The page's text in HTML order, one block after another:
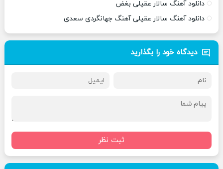
دانلود آهنگ سالار عقیلی بغض
دانلود آهنگ سالار عقیلی آهنگ جهانگردی سعدی
دیدگاه خود را بگذارید
ثبت نظر